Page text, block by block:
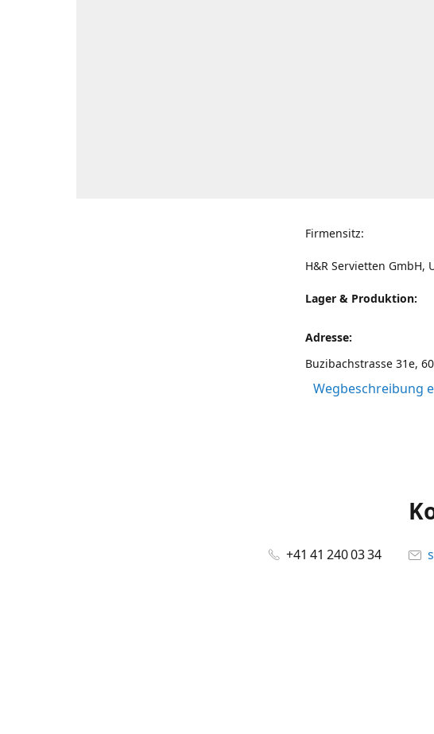
Firmensitz:
H&R Servietten GmbH,
Lager & Produktion:
Adresse:
Buzibachstrasse 31e,
Wegbeschreibung
+41 41 240 03 34